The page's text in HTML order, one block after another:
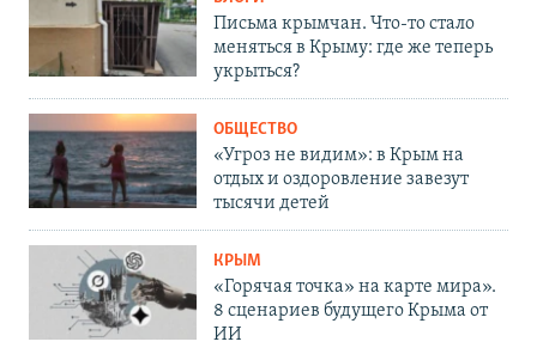
Письма крымчан. Что-то стало
меняться в Крыму: где же теперь
укрыться?
ОБЩЕСТВО
«Угроз не видим»: в Крым на
отдых и оздоровление завезут
тысячи детей
КРЫМ
«Горячая точка» на карте мира».
8 сценариев будущего Крыма от
ИИ